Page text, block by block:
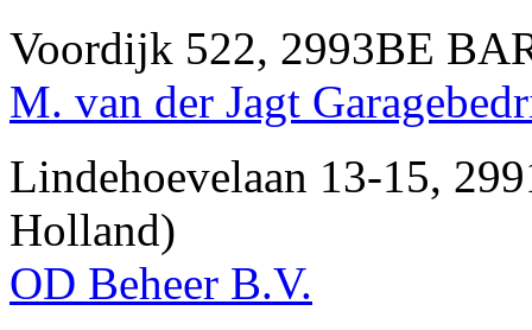
Voordijk 522, 2993BE
M. van der Jagt
Lindehoevelaan 13-15,
Holland)
OD Beheer B.V.